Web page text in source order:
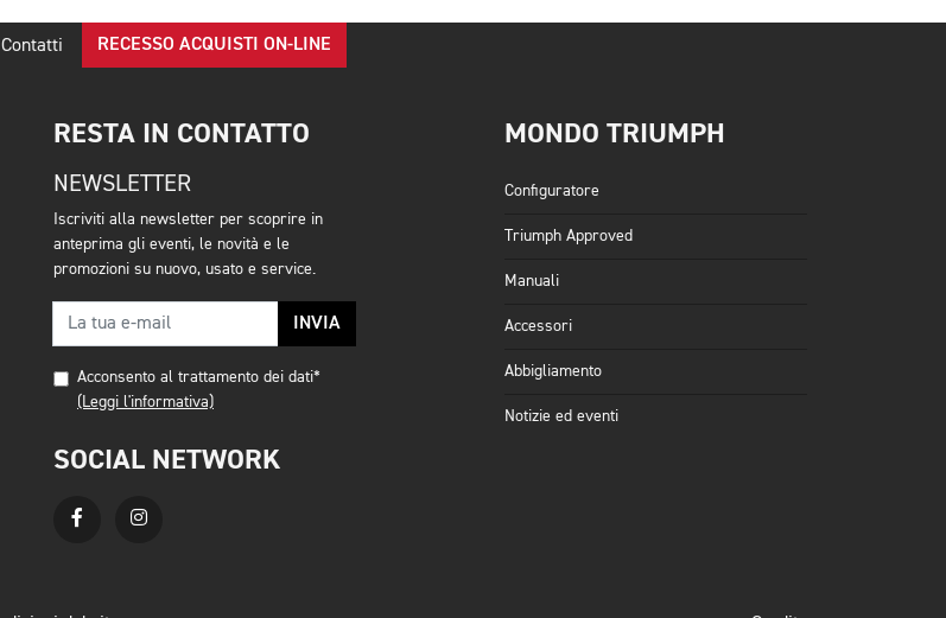
Contatti RECESSO ACQUISTI ON-LINE
RESTA IN CONTATTO
NEWSLETTER
Iscriviti alla newsletter per scoprire in
anteprima gli eventi, le novità e le
promozioni su nuovo, usato e service.
INVIA
Acconsento al trattamento dei dati*
(Leggi l'informativa)
SOCIAL NETWORK
MONDO TRIUMPH
Configuratore
Triumph Approved
Manuali
Accessori
Abbigliamento
Notizie ed eventi